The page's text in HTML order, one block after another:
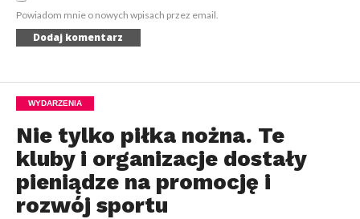
Powiadom mnie o nowych wpisach przez email.
WYDARZENIA
Nie tylko piłka nożna. Te
kluby i organizacje dostały
pieniądze na promocję i
rozwój sportu